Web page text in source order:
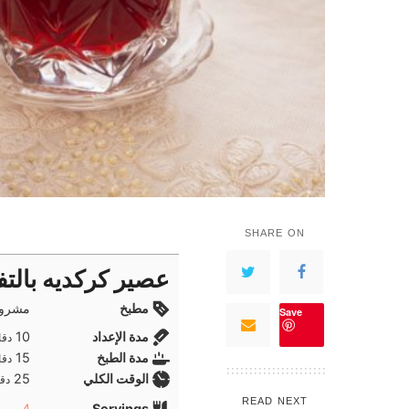
SHARE ON
Save
READ NEXT
عصير كركديه
مطبخ
مدة الإعداد
10
مدة الطبخ 15
الوقت الكلي 25